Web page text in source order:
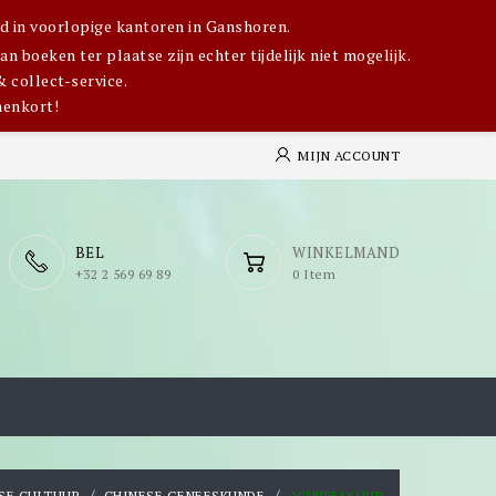
in voorlopige kantoren in Ganshoren.
boeken ter plaatse zijn echter tijdelijk niet mogelijk.
collect-service.
MIJN ACCOUNT
WINKELMAND
0 Item
BEL
​+32 2 569 69 89